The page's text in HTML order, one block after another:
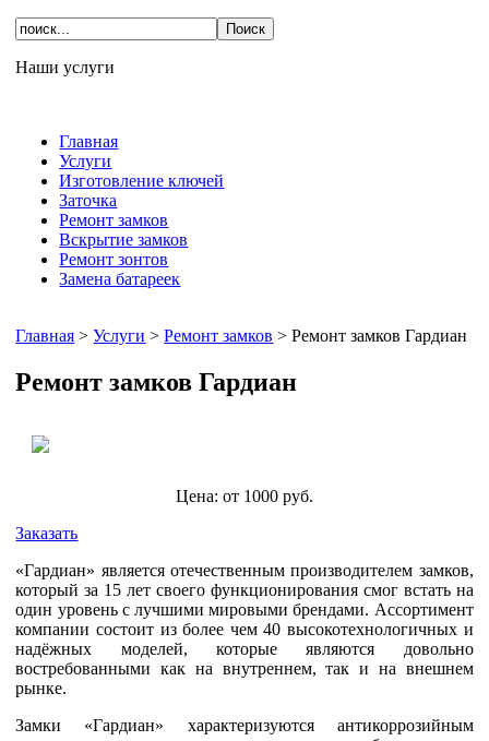
Наши услуги
Главная
Услуги
Изготовление ключей
Заточка
Ремонт замков
Вскрытие замков
Ремонт зонтов
Замена батареек
Главная >Услуги >Ремонт замков > Ремонт замков Гардиан
Ремонт замков Гардиан
Цена: от 1000 руб.
Заказать
«Гардиан» является отечественным производителем замков,
который за 15 лет своего функционирования смог встать на
один уровень с лучшими мировыми брендами. Ассортимент
компании состоит из более чем 40 высокотехнологичных и
надёжных моделей, которые являются довольно
востребованными как на внутреннем, так и на внешнем
рынке.
Замки «Гардиан» характеризуются антикоррозийным